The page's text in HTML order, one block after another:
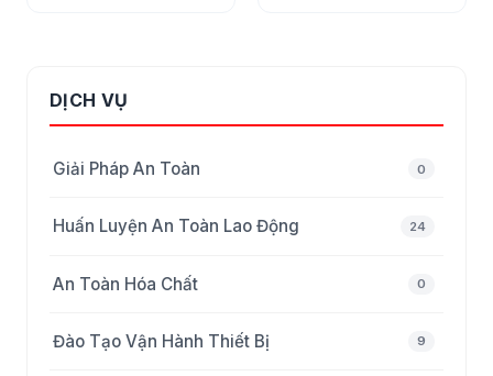
DỊCH VỤ
Giải Pháp An Toàn 0
Huấn Luyện An Toàn Lao Động 24
An Toàn Hóa Chất 0
Đào Tạo Vận Hành Thiết Bị 9